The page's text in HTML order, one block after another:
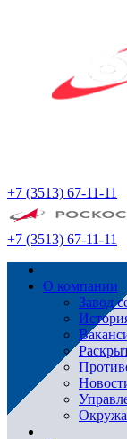
+7 (3513) 67-11-11
+7 (3513) 67-11-11
О компании
Завод